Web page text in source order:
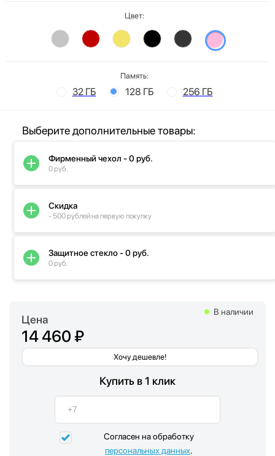
Цвет:
Память:
32 ГБ 128 ГБ 256 ГБ
Цена
14 460 ₽
Хочу дешевле!
В наличии
Купить в 1 клик
Согласен на обработку
персональных данных.
Выберите дополнительные товары:
Фирменный чехол - 0 руб.
0 руб.
Скидка
- 500 рублей на первую покупку
Защитное стекло - 0 руб.
0 руб.